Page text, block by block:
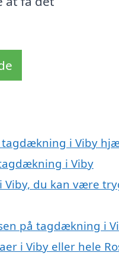
i Viby
i Viby
du kan være
på tagdækning i
i Viby eller hele